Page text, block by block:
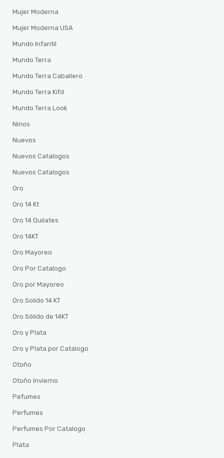
Mujer Moderna
Mujer Moderna USA
Mundo Infantil
Mundo Terra
Mundo Terra Caballero
Mundo Terra Kifd
Mundo Terra Look
Ninos
Nuevos
Nuevos Catalogos
Nuevos Catalogos
Oro
Oro 14 Kt
Oro 14 Quilates
Oro 14KT
Oro Mayoreo
Oro Por Catalogo
Oro por Mayoreo
Oro Solido 14 KT
Oro Sólido de 14KT
Oro y Plata
Oro y Plata por Catalogo
Otoño
Otoño Invierno
Pefumes
Perfumes
Perfumes Por Catalogo
Plata